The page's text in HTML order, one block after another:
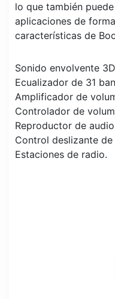
lo que también
aplicaciones de
características de
Sonido envolvente
Ecualizador de 31
Amplificador de
Controlador de
Reproductor de
Control deslizante de
Estaciones de radio.